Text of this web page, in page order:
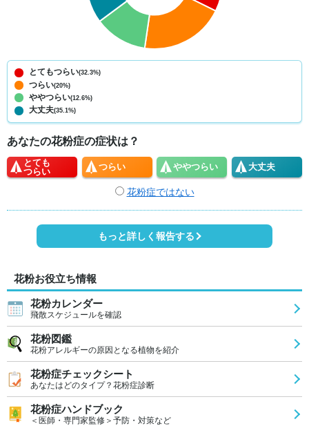
とてもつらい(32.3%)
つらい(20%)
ややつらい(12.6%)
大丈夫(35.1%)
あなたの花粉症の症状は？
とても
つらい
つらい ややつらい 大丈夫
花粉症ではない
もっと詳しく報告する
花粉お役立ち情報
花粉カレンダー
飛散スケジュールを確認
花粉図鑑
花粉アレルギーの原因となる植物を紹介
花粉症チェックシート
あなたはどのタイプ？花粉症診断
花粉症ハンドブック
＜医師・専門家監修＞予防・対策など